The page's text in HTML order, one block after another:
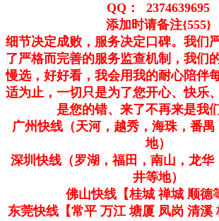
QQ： 2374639695
添加时请备注{555}
细节决定成败，服务决定口碑。我们
了严格而完善的服务监查机制，我们
慢选，好好看，我会用我的耐心陪伴
适为止，一切只是为了您开心、快乐
是您的错、来了不再来是我
广州快线（天河，越秀，海珠，番
地）
深圳快线（罗湖，福田，南山，龙华
井等地）
佛山快线【桂城 禅城 顺德
东莞快线【常平 万江 塘厦 凤岗 清溪